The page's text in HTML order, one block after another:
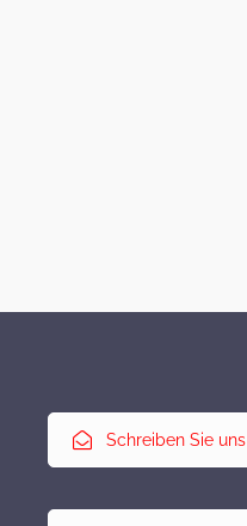
Schreiben Sie uns